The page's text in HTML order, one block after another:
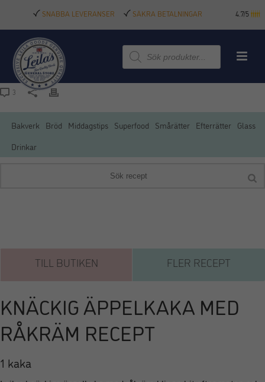
SNABBA LEVERANSER SÄKRA BETALNINGAR 4.7/5
Produktsökning
3
Bakverk Bröd Middagstips Superfood Smårätter Efterrätter Glass
Drinkar
TILL BUTIKEN FLER RECEPT
KNÄCKIG ÄPPELKAKA MED
RÅKRÄM RECEPT
1 kaka